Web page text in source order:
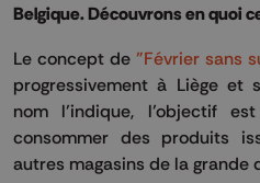
Belgique. Découvrons en quoi
Le concept de "Février sans
progressivement à Liège et
nom l’indique, l’objectif
consommer des produits
autres magasins de la grande